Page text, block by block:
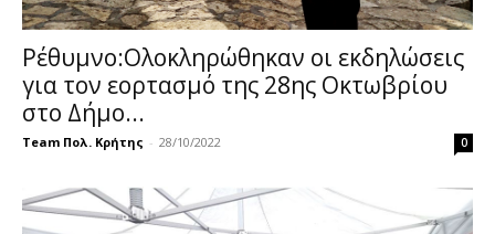
Ρέθυμνο:Ολοκληρώθηκαν οι εκδηλώσεις
για τον εορτασμό της 28ης Οκτωβρίου
στο Δήμο...
Team Πολ. Κρήτης - 28/10/2022 0